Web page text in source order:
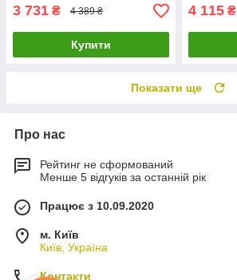
3 731 ₴ 4 389 ₴
Купити
4 115 ₴
Показати ще
Про нас
Рейтинг не сформований
Менше 5 відгуків за останній рік
Працює з 10.09.2020
м. Київ
Київ, Україна
Контакти